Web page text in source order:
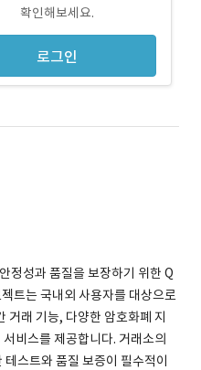
확인해보세요.
로그인
정성과 품질을 보장하기 위한 Q
트는 국내외 사용자를 대상으로
거래 기능, 다양한 암호화폐 지
비스를 제공합니다. 거래소의
스트와 품질 보증이 필수적이